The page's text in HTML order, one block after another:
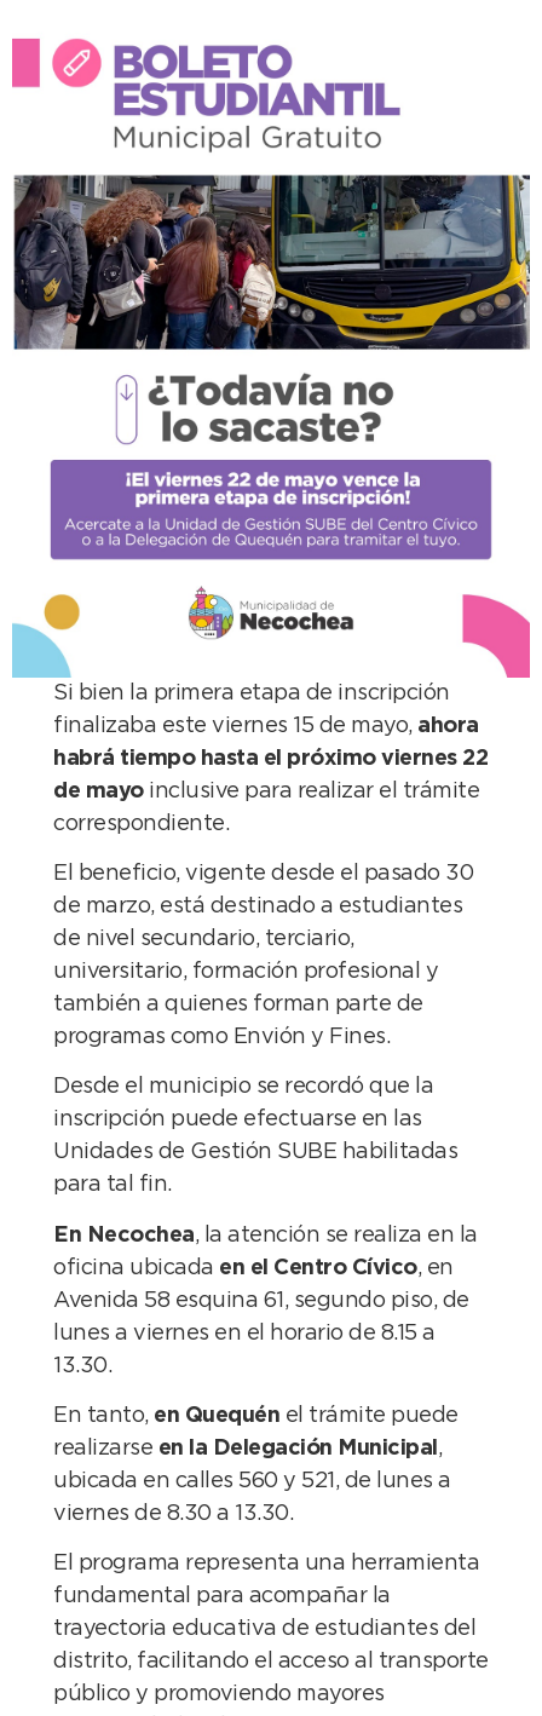
Si bien la primera etapa de inscripción
finalizaba este viernes 15 de mayo, ahora
habrá tiempo hasta el próximo viernes 22
de mayoinclusive para realizar el trámite
correspondiente.
El beneficio, vigente desde el pasado 30
de marzo, está destinado a estudiantes
de nivel secundario, terciario,
universitario, formación profesional y
también a quienes forman parte de
programas como Envión y Fines.
Desde el municipio se recordó que la
inscripción puede efectuarse en las
Unidades de Gestión SUBE habilitadas
para tal fin.
En Necochea, la atención se realiza en la
oficina ubicada en el Centro Cívico, en
Avenida 58 esquina 61, segundo piso, de
lunes a viernes en el horario de 8.15 a
13.30.
En tanto, en Quequén el trámite puede
realizarse en la Delegación Municipal ,
ubicada en calles 560 y 521, de lunes a
viernes de 8.30 a 13.30.
El programa representa una herramienta
fundamental para acompañar la
trayectoria educativa de estudiantes del
distrito, facilitando el acceso al transporte
público y promoviendo mayores